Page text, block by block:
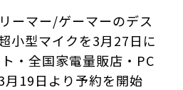
ーマー/ゲーマーのデス
小型マイクを3月27日に
・全国家電量販店・PC
19日より予約を開始